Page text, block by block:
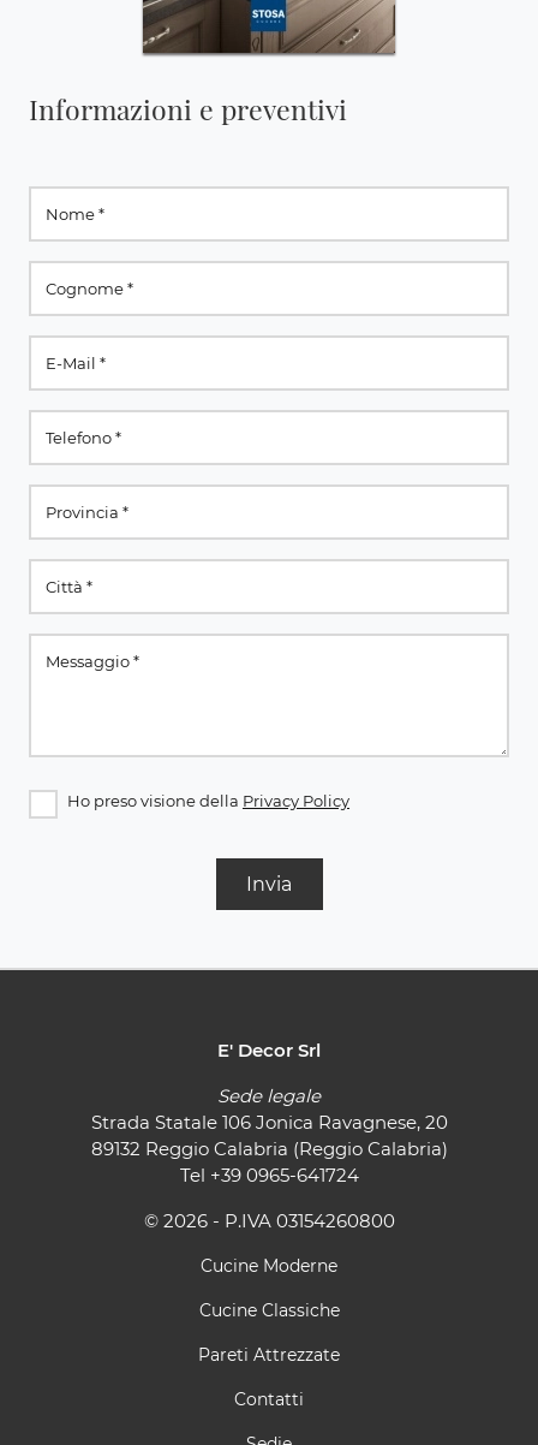
Informazioni e preventivi
Ho preso visione della Privacy Policy
Invia
E' Decor Srl
Sede legale
Strada Statale 106 Jonica Ravagnese, 20
89132 Reggio Calabria (Reggio Calabria)
Tel +39 0965-641724
© 2026 - P.IVA 03154260800
Cucine Moderne
Cucine Classiche
Pareti Attrezzate
Contatti